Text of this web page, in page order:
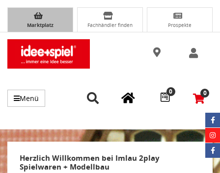
Marktplatz Fachhändler finden Prospekte
Menü
0 0
Herzlich Willkommen bei Imlau 2play
Spielwaren + Modellbau